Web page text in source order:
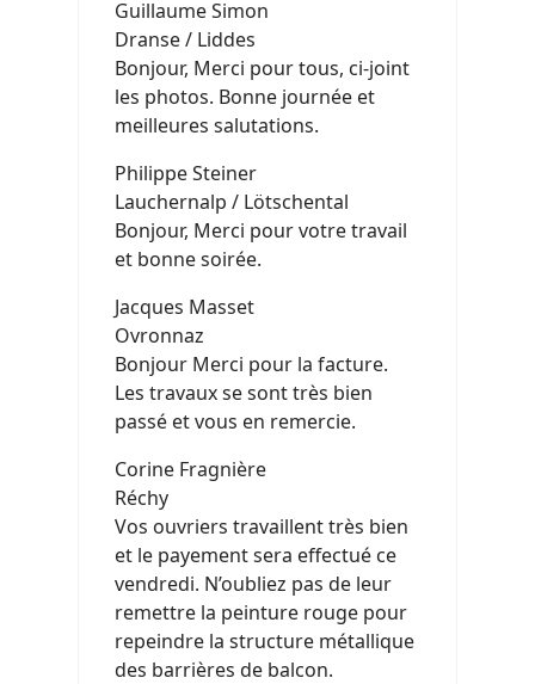
Guillaume Simon
Dranse / Liddes
Bonjour, Merci pour tous, ci-joint
les photos. Bonne journée et
meilleures salutations.
Philippe Steiner
Lauchernalp / Lötschental
Bonjour, Merci pour votre travail
et bonne soirée.
Jacques Masset
Ovronnaz
Bonjour Merci pour la facture.
Les travaux se sont très bien
passé et vous en remercie.
Corine Fragnière
Réchy
Vos ouvriers travaillent très bien
et le payement sera effectué ce
vendredi. N’oubliez pas de leur
remettre la peinture rouge pour
repeindre la structure métallique
des barrières de balcon.